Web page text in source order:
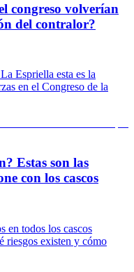
congreso volverían
del contralor?
Espriella esta es la
en el Congreso de la
Estas son las
con los cascos
en todos los cascos
riesgos existen y cómo